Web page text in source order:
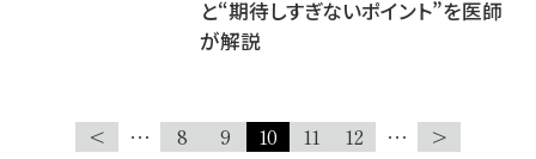
と“期待しすぎないポイント”を医師
が解説
< … 8 9 10 11 12 … >